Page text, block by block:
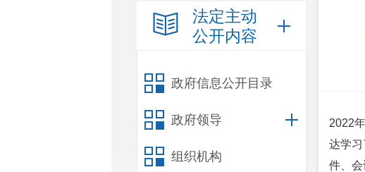
法定主动
公开内容
政府信息公开目录
政府领导
组织机构
2022
达学
件、